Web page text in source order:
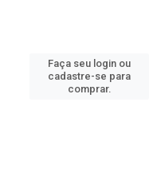
Faça seu login ou
cadastre-se para
comprar.